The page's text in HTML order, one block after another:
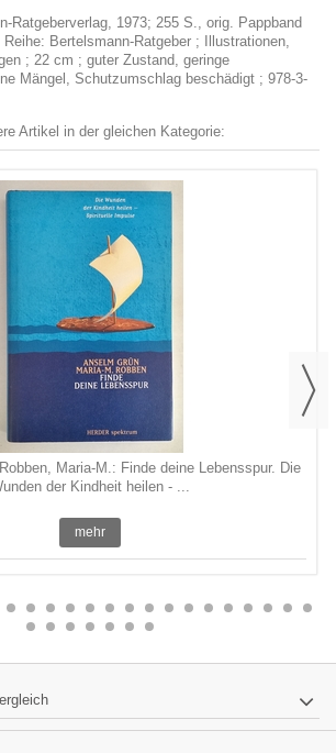
Ratgeberverlag, 1973; 255 S., orig. Pappband
Bertelsmann-Ratgeber ; Illustrationen,
; 22 cm ; guter Zustand, geringe
Mängel, Schutzumschlag beschädigt ; 978-3-
Artikel in der gleichen Kategorie:
Maria-M.: Finde deine Lebensspur. Die
der Kindheit heilen - ...
mehr